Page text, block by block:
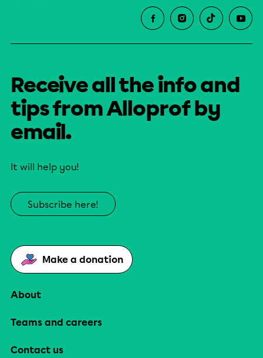
Receive all the info and
tips from Alloprof by
email.
It will help you!
Subscribe here!
Make a donation
About
Teams and careers
Contact us